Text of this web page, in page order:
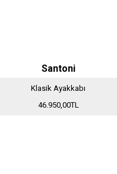
Santoni
Klasik Ayakkabı
46.950,00TL